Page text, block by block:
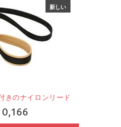
新しい
きのナイロンリード